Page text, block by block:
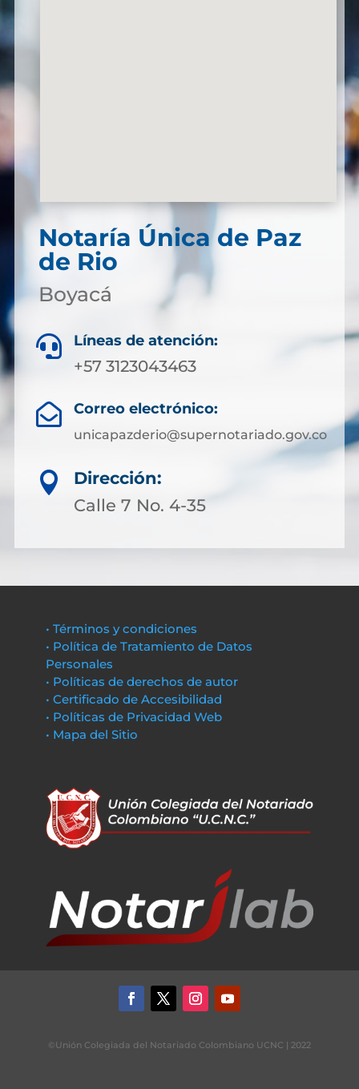
Notaría Única de Paz
de Rio
Boyacá
 Líneas de atención:
+57 3123043463
 Correo electrónico:
unicapazderio@supernotariado.gov.co

Dirección:
Calle 7 No. 4-35
• Términos y condiciones
• Política de Tratamiento de Datos
Personales
• Políticas de derechos de autor
• Certificado de Accesibilidad
• Políticas de Privacidad Web
• Mapa del Sitio
©Unión Colegiada del Notariado Colombiano UCNC | 2022